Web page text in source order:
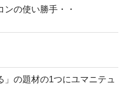
の使い勝手・・
の題材の1つにユマニテュ